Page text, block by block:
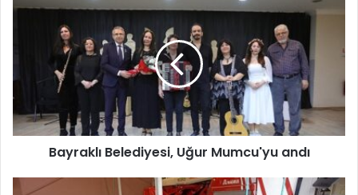
k
l
ı
B
Bayraklı Belediyesi, Uğur Mumcu'yu andı